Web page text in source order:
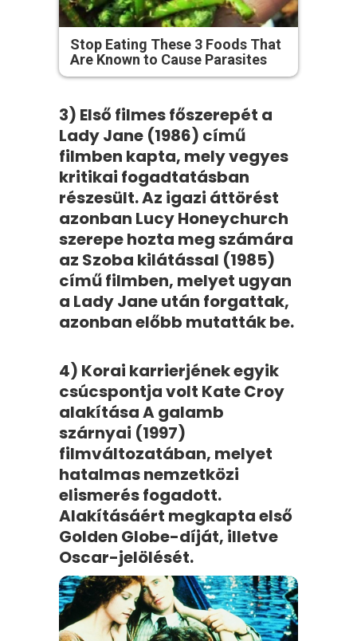
Stop Eating These 3 Foods That
Are Known to Cause Parasites
3) Első filmes főszerepét a
Lady Jane (1986) című
filmben kapta, mely vegyes
kritikai fogadtatásban
részesült. Az igazi áttörést
azonban Lucy Honeychurch
szerepe hozta meg számára
az Szoba kilátással (1985)
című filmben, melyet ugyan
a Lady Jane után forgattak,
azonban előbb mutatták be.
4) Korai karrierjének egyik
csúcspontja volt Kate Croy
alakítása A galamb
szárnyai (1997)
filmváltozatában, melyet
hatalmas nemzetközi
elismerés fogadott.
Alakításáért megkapta első
Golden Globe-díját, illetve
Oscar-jelölését.